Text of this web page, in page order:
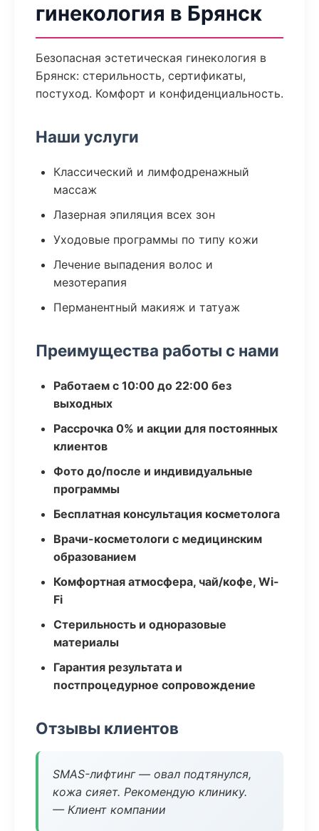
гинекология в Брянск
Безопасная эстетическая гинекология в
Брянск: стерильность, сертификаты,
постуход. Комфорт и конфиденциальность.
Наши услуги
Классический и лимфодренажный
массаж
Лазерная эпиляция всех зон
Уходовые программы по типу кожи
Лечение выпадения волос и
мезотерапия
Перманентный макияж и татуаж
Преимущества работы с нами
Работаем с 10:00 до 22:00 без
выходных
Рассрочка 0% и акции для постоянных
клиентов
Фото до/после и индивидуальные
программы
Бесплатная консультация косметолога
Врачи-косметологи с медицинским
образованием
Комфортная атмосфера, чай/кофе, Wi-
Fi
Стерильность и одноразовые
материалы
Гарантия результата и
постпроцедурное сопровождение
Отзывы клиентов
SMAS-лифтинг — овал подтянулся,
кожа сияет. Рекомендую клинику.
— Клиент компании